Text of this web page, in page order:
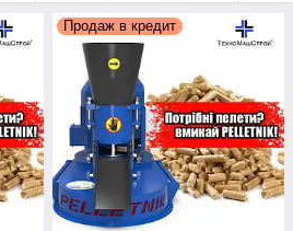
консультації та замовлення
+380685027485 (Вадим).
ознайомитися на нашому сайті
Продаж в кредит